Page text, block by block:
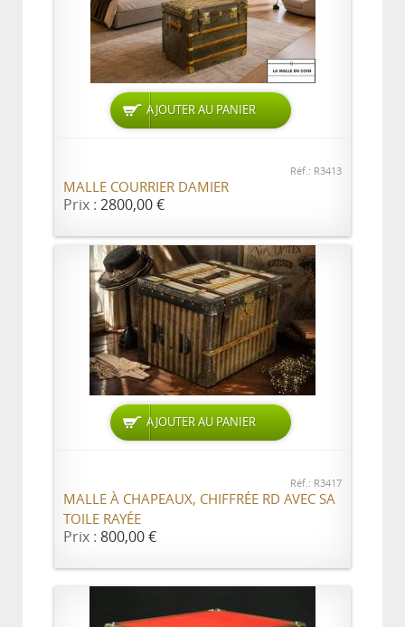
AJOUTER AU PANIER
Réf.: R3413
MALLE COURRIER DAMIER
Prix : 2800,00 €
AJOUTER AU PANIER
Réf.: R3417
MALLE À CHAPEAUX, CHIFFRÉE RD AVEC SA
TOILE RAYÉE
Prix : 800,00 €